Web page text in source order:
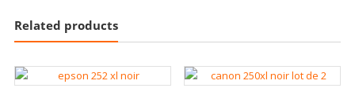
Related products